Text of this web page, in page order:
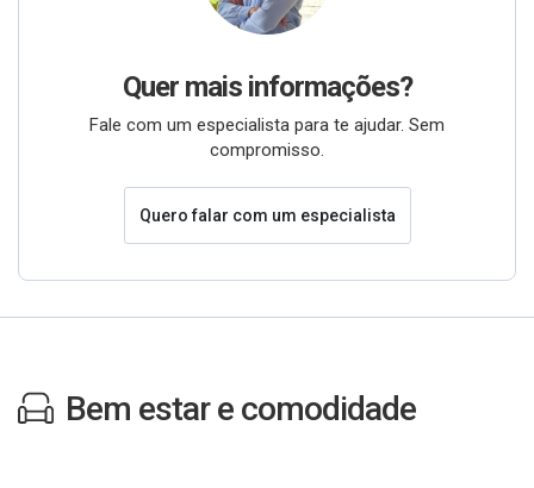
Quer mais informações?
Fale com um especialista para te ajudar. Sem
compromisso.
Quero falar com um especialista
Bem estar e comodidade